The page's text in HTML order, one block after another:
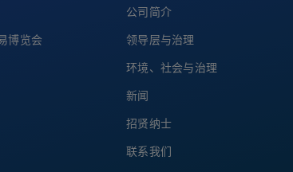
博览会
公司简介
领导层与治理
环境、社会与治理
新闻
招贤纳士
联系我们